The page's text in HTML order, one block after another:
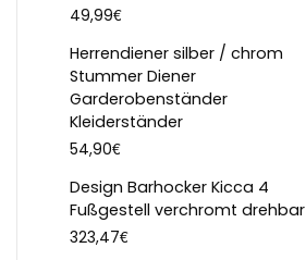
49,99€
Herrendiener silber / chrom
Stummer Diener
Garderobenständer
Kleiderständer
54,90€
Design Barhocker Kicca 4
Fußgestell verchromt drehbar
323,47€